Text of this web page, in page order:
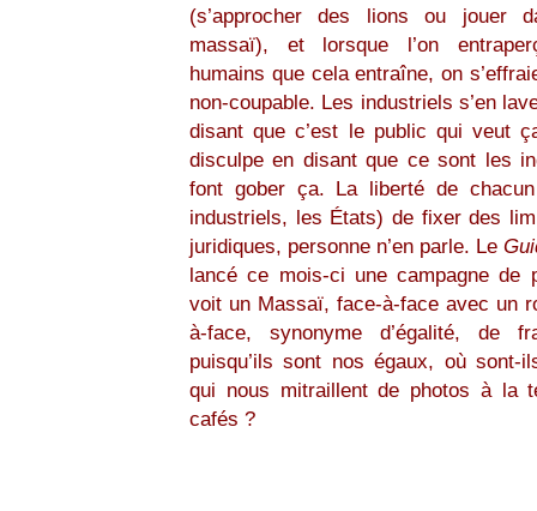
(s’approcher des lions ou jouer
massaï), et lorsque l’on
humains que cela entraîne, on
non-coupable. Les industriels s’en
disant que c’est le public qui veut
disculpe en disant que ce sont les
font gober ça. La liberté de
industriels, les États) de fixer des
juridiques, personne n’en parle. Le
lancé ce mois-ci une campagne de
voit un Massaï, face-à-face avec un
à-face, synonyme d’égalité, de
puisqu’ils sont nos égaux, où sont-
qui nous mitraillent de photos à la
cafés ?